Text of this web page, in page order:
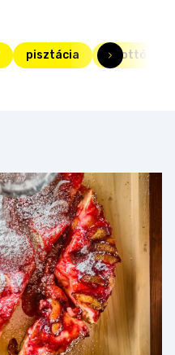
pisztácia rizottó